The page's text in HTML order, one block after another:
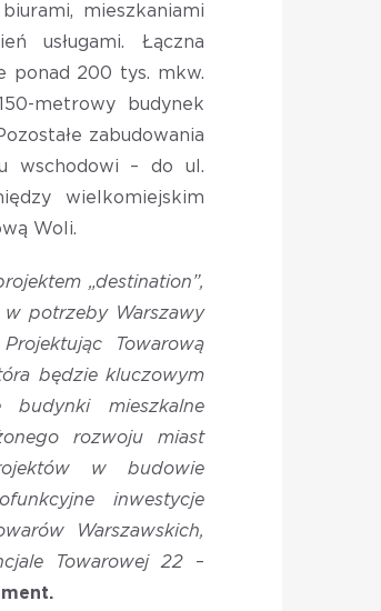
mieszkaniami
usługami. Łączna
ponad 200 tys. mkw.
metrowy budynek
zabudowania
wschodowi – do ul.
wielkomiejskim
Woli.
„destination”,
potrzeby Warszawy
Towarową
będzie kluczowym
budynki mieszkalne
rozwoju miast
w budowie
inwestycje
Warszawskich,
Towarowej 22 –